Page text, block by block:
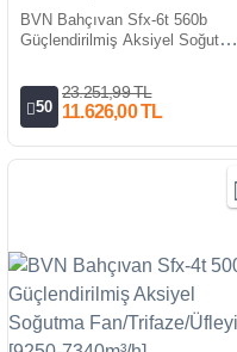
BVN Bahçıvan Sfx-6t 560b
Güçlendirilmiş Aksiyel Soğutma
50
23.251,99 TL
11.626,00 TL